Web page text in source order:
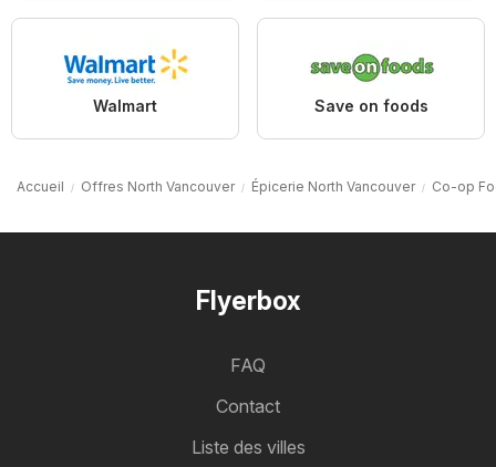
Walmart Save on foods
Accueil Offres North Vancouver Épicerie North Vancouver Co-op
Flyerbox
FAQ
Contact
Liste des villes